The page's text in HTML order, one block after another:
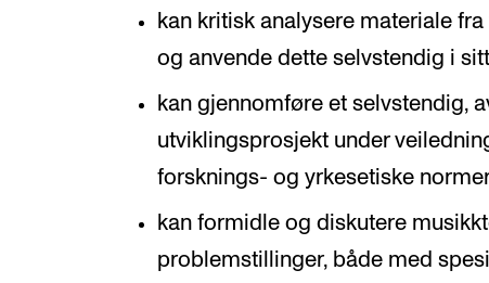
kan kritisk analysere materiale
og anvende dette selvstendig i
kan gjennomføre et selvstendig,
utviklingsprosjekt under
forsknings- og yrkesetiske
kan formidle og diskutere
problemstillinger, både med